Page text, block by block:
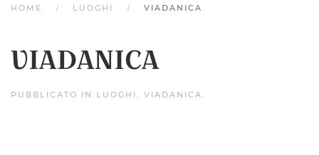
HOME LUOGHI VIADANICA
VIADANICA
PUBBLICATO IN LUOGHI , VIADANICA .